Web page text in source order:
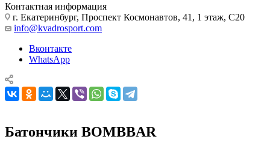
Контактная информация
г. Екатеринбург, Проспект Космонавтов, 41, 1 этаж, С20
info@kvadrosport.com
Вконтакте
WhatsApp
Батончики BOMBBAR